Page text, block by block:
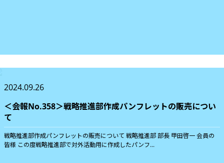
2024.09.26
＜会報No.358＞戦略推進部作成パンフレットの販売につい
て
戦略推進部作成パンフレットの販売について 戦略推進部 部長 甲田啓一 会員の
皆様 この度戦略推進部で対外活動用に作成したパンフ...